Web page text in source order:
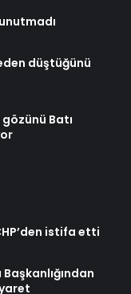
düştüğünü
Batı
istifa etti